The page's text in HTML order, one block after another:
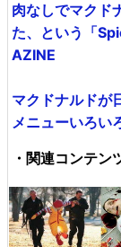
肉なしでマクド
た、という「
AZINE
マクドナルドが
メニューいろい
・関連コンテン